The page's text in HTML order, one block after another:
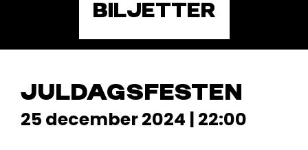
BILJETTER
JULDAGSFESTEN
25 december 2024 | 22:00